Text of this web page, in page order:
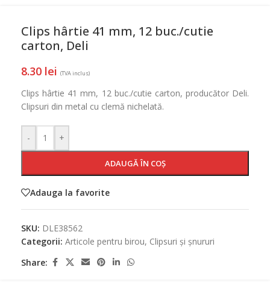
Clips hârtie 41 mm, 12 buc./cutie
carton, Deli
8.30 lei (TVA inclus)
Clips hârtie 41 mm, 12 buc./cutie carton, producător Deli.
Clipsuri din metal cu clemă nichelată.
- +
ADAUGĂ ÎN COȘ
Adauga la favorite
SKU: DLE38562
Categorii: Articole pentru birou, Clipsuri și șnururi
Share: